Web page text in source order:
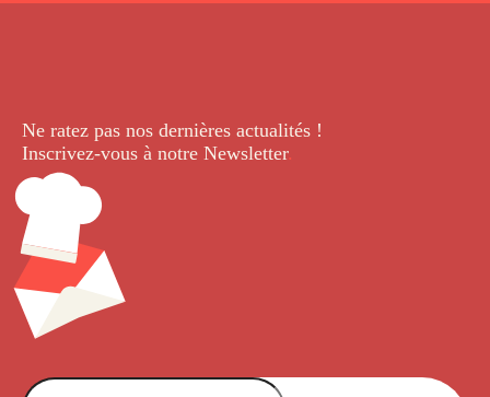
Ne ratez pas nos dernières actualités !
Inscrivez-vous à notre Newsletter.